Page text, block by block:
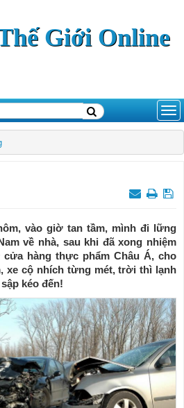
Giới Online
vào giờ tan tầm, mình đi lững
về nhà, sau khi đã xong nhiệm
hàng thực phẩm Châu Á, cho
xe cộ nhích từng mét, trời thì lạnh
kéo đến!